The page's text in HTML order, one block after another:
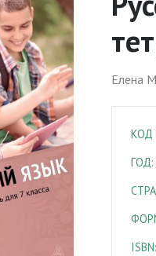
Елена
КОД
ГОД:
ISBN: